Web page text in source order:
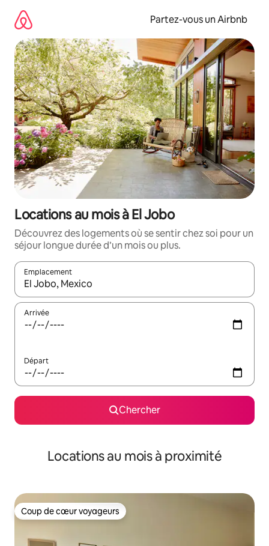
directement
contenu
Partez-vous un Airbnb
Locations au mois à El Jobo
Découvrez des logements où se sentir chez soi pour un
séjour longue durée d’un mois ou plus.
Emplacement
Quand les résultats sont affichés, parcourez-les en utilisant
Arrivée
Départ
Chercher
Locations au mois à proximité
Coup de cœur voyageurs
Coup de cœur voyageurs